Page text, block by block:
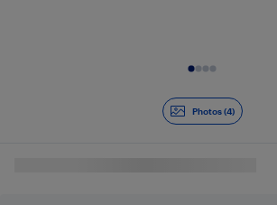
Photos (4)